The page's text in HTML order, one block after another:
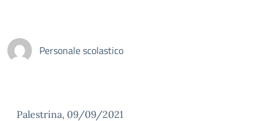
Personale scolastico
Palestrina, 09/09/2021